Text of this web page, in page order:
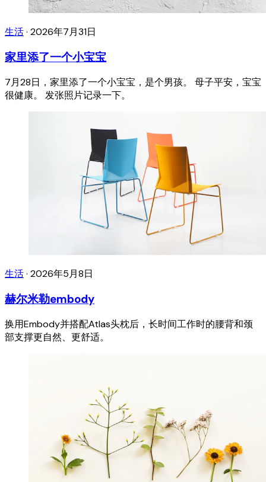
生活· 2026年7月31日
家里添了一个小宝宝
7月28日，家里添了一个小宝宝，是个男孩。 母子平安，宝宝
很健康。 发张照片记录一下。
生活· 2026年5月8日
赫尔米勒embody
换用Embody并搭配Atlas头枕后，长时间工作时的腰背和颈
部支撑更自然、更舒适。